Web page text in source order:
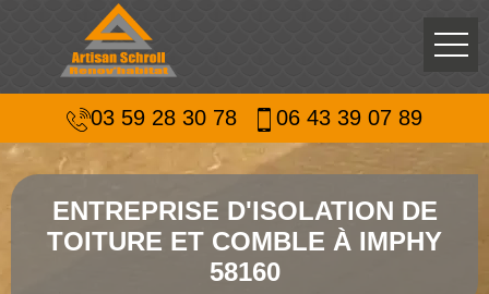
03 59 28 30 78 06 43 39 07 89
ENTREPRISE D'ISOLATION DE
TOITURE ET COMBLE À IMPHY
58160